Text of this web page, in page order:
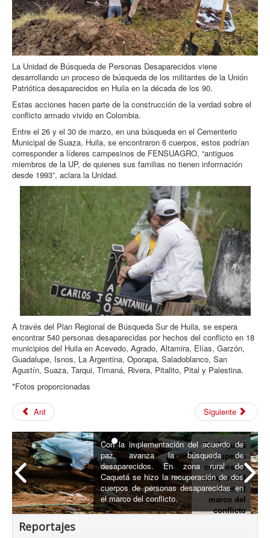
La Unidad de Búsqueda de Personas Desaparecidos viene
desarrollando un proceso de búsqueda de los militantes de la Unión
Patriótica desaparecidos en Huila en la década de los 90.
Estas acciones hacen parte de la construcción de la verdad sobre el
conflicto armado vivido en Colombia.
Entre el 26 y el 30 de marzo, en una búsqueda en el Cementerio
Municipal de Suaza, Huila, se encontraron 6 cuerpos, estos podrían
corresponder a líderes campesinos de FENSUAGRO, “antiguos
miembros de la UP, de quienes sus familias no tienen información
desde 1993”, aclara la Unidad.
A través del Plan Regional de Búsqueda Sur de Huila, se espera
encontrar 540 personas desaparecidas por hechos del conflicto en 18
municipios del Huila en Acevedo, Agrado, Altamira, Elías, Garzón,
Guadalupe, Isnos, La Argentina, Oporapa, Saladoblanco, San
Agustín, Suaza, Tarqui, Timaná, Rivera, Pitalito, Pital y Palestina.
*Fotos proporcionadas
Ant Siguiente
En Caquetá
recuperan
cuerpos de
desaparecid
os en el
marco del
conflicto
Con la implementación del acuerdo de
paz, avanza la búsqueda de
desaparecidos. En zona rural de
Caquetá se hizo la recuperación de dos
cuerpos de personas desaparecidas en
el marco del conflicto.
Reportajes